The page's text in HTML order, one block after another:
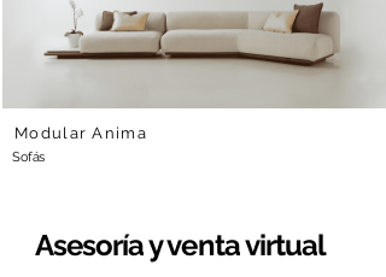
Modular Anima
Sofás
Asesoría y venta virtual